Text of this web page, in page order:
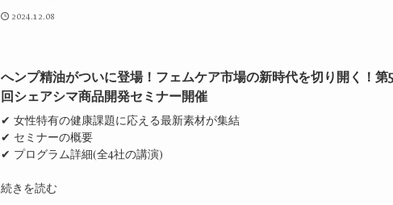
2024.12.08
へンプ精油がついに登場！フェムケア市場の新時代を切り開く！第
回シェアシマ商品開発セミナー開催
✔ 女性特有の健康課題に応える最新素材が集結
✔ セミナーの概要
✔ プログラム詳細(全4社の講演)
続きを読む